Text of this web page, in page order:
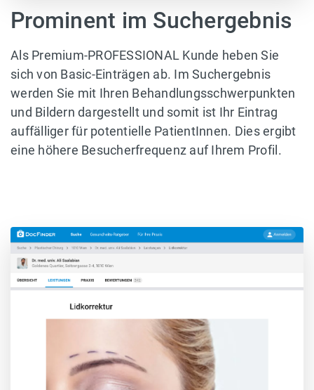
Prominent im Suchergebnis
Als Premium-PROFESSIONAL Kunde heben Sie
sich von Basic-Einträgen ab. Im Suchergebnis
werden Sie mit Ihren Behandlungsschwerpunkten
und Bildern dargestellt und somit ist Ihr Eintrag
auffälliger für potentielle PatientInnen. Dies ergibt
eine höhere Besucherfrequenz auf Ihrem Profil.